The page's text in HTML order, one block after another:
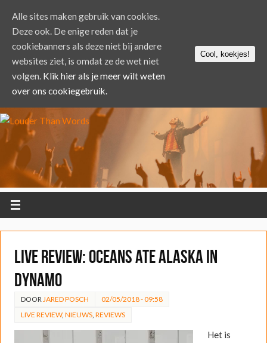
LIVE REVIEW: Oceans Ate Alaska in
Dynamo
DOOR JARED POSCH
02/05/2018 - 09:58
LIVE REVIEW, NIEUWS, REVIEWS
Het is
Alle sites maken gebruik van cookies.
Deze ook. De enige reden dat je
cookiebanners als deze niet bij andere
websites ziet, is omdat ze de wet niet
volgen. Klik hier als je meer wilt weten
over ons cookiegebruik.
Cool, koekjes!